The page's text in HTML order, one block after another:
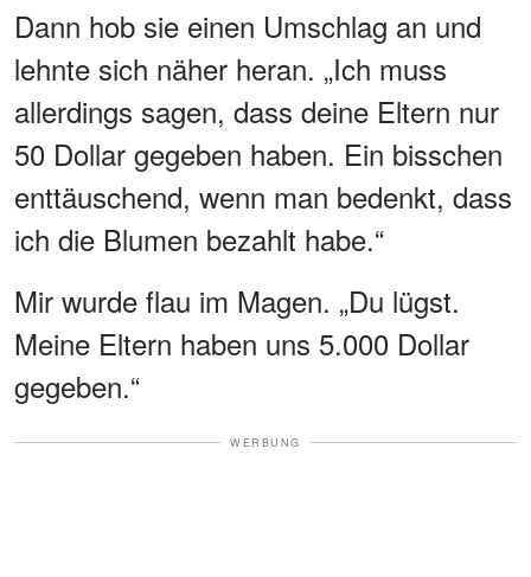
Dann hob sie einen Umschlag an und
lehnte sich näher heran. „Ich muss
allerdings sagen, dass deine Eltern nur
50 Dollar gegeben haben. Ein bisschen
enttäuschend, wenn man bedenkt, dass
ich die Blumen bezahlt habe.“
Mir wurde flau im Magen. „Du lügst.
Meine Eltern haben uns 5.000 Dollar
gegeben.“
WERBUNG